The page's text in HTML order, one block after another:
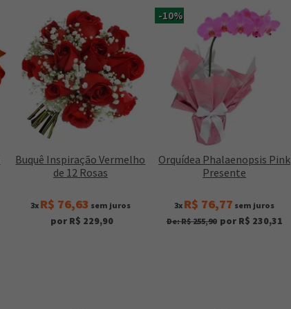
Buquê Inspiração Vermelho
de 12 Rosas
3x R$ 76,63 sem juros
por R$ 229,90
-10%
Orquídea Phalaenopsis Pink
Presente
3x R$ 76,77 sem juros
De: R$ 255,90 por R$ 230,31